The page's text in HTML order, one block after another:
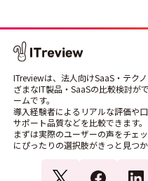
ITreviewは、法人向けSaaS・テク
ざまなIT製品・SaaSの比較検討が
ームです。
導入経験者によるリアルな評価や
サポート品質などを比較できます。
まずは実際のユーザーの声をチェ
にぴったりの選択肢がきっと見つか